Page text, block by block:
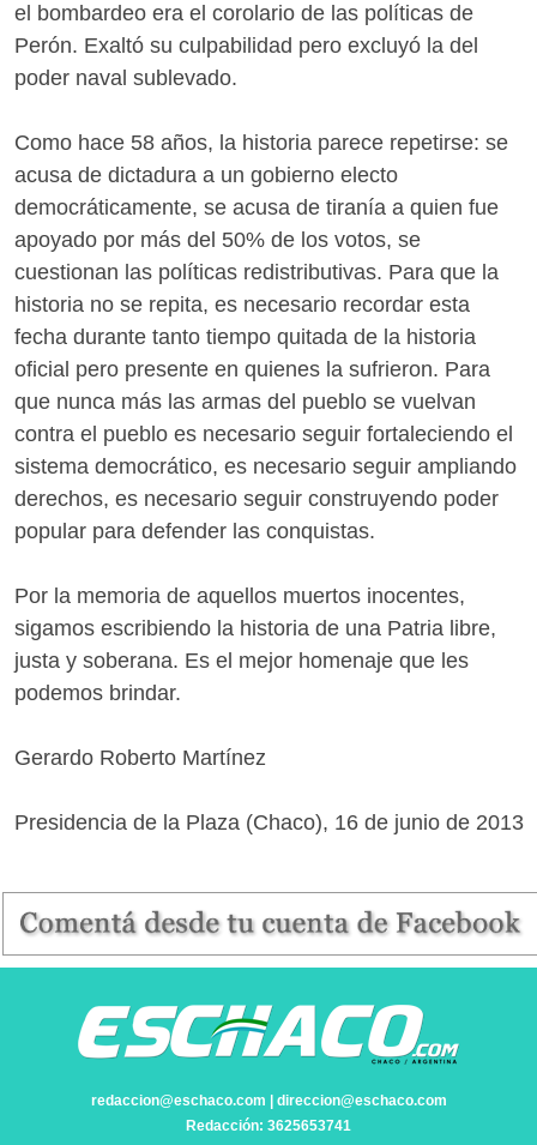
el bombardeo era el corolario de las políticas de
Perón. Exaltó su culpabilidad pero excluyó la del
poder naval sublevado.
Como hace 58 años, la historia parece repetirse: se
acusa de dictadura a un gobierno electo
democráticamente, se acusa de tiranía a quien fue
apoyado por más del 50% de los votos, se
cuestionan las políticas redistributivas. Para que la
historia no se repita, es necesario recordar esta
fecha durante tanto tiempo quitada de la historia
oficial pero presente en quienes la sufrieron. Para
que nunca más las armas del pueblo se vuelvan
contra el pueblo es necesario seguir fortaleciendo el
sistema democrático, es necesario seguir ampliando
derechos, es necesario seguir construyendo poder
popular para defender las conquistas.
Por la memoria de aquellos muertos inocentes,
sigamos escribiendo la historia de una Patria libre,
justa y soberana. Es el mejor homenaje que les
podemos brindar.
Gerardo Roberto Martínez
Presidencia de la Plaza (Chaco), 16 de junio de 2013
redaccion@eschaco.com | direccion@eschaco.com
Redacción: 3625653741